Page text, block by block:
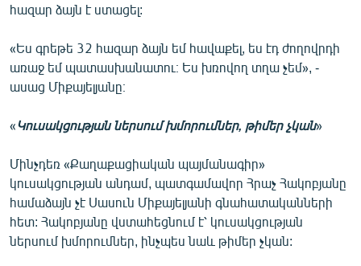
հազար ձայն է ստացել:
«Ես գրեթե 32 հազար ձայն եմ հավաքել, ես էդ ժողովրդի
առաջ եմ պատասխանատու։ Ես խռովող տղա չեմ», -
ասաց Միքայելյանը։
«Կուսակցության ներսում խմորումներ, թիմեր չկան»
Մինչդեռ «Քաղաքացիական պայմանագիր»
կուսակցության անդամ, պատգամավոր Հրաչ Հակոբյանը
համաձայն չէ Սասուն Միքայելյանի գնահատականների
հետ: Հակոբյանը վստահեցնում է՝ կուսակցության
ներսում խմորումներ, ինչպես նաև թիմեր չկան: